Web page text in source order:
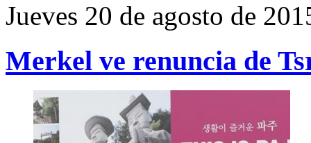
Jueves 20 de agosto de
Merkel ve renuncia de